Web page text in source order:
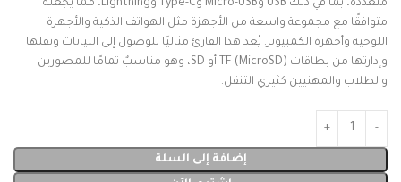
متعددة، بما في ذلك USB وMicro-USB وType-C وLightning، مما يجعله
متوافقًا مع مجموعة واسعة من الأجهزة مثل الهواتف الذكية والأجهزة
اللوحية وأجهزة الكمبيوتر. يُعد هذا القارئ مثاليًا للوصول إلى البيانات ونقلها
وإدارتها من بطاقات TF (MicroSD) أو SD، وهو مناسبٌ تمامًا للمصورين
والطلاب والمهنيين كثيري التنقل.
إضافة إلى السلة